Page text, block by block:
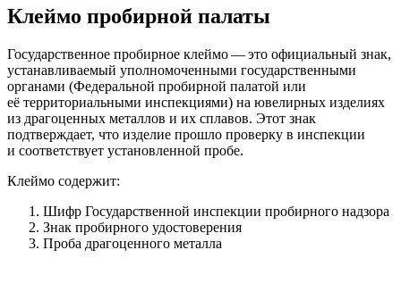
Клеймо пробирной палаты
Государственное пробирное клеймо — это официальный знак,
устанавливаемый уполномоченными государственными
органами (Федеральной пробирной палатой или
её территориальными инспекциями) на ювелирных изделиях
из драгоценных металлов и их сплавов. Этот знак
подтверждает, что изделие прошло проверку в инспекции
и соответствует установленной пробе.
Клеймо содержит:
Шифр Государственной инспекции пробирного надзора
Знак пробирного удостоверения
Проба драгоценного металла